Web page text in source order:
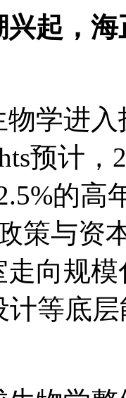
起，
学进
预计
的高
策与资
向规
等底